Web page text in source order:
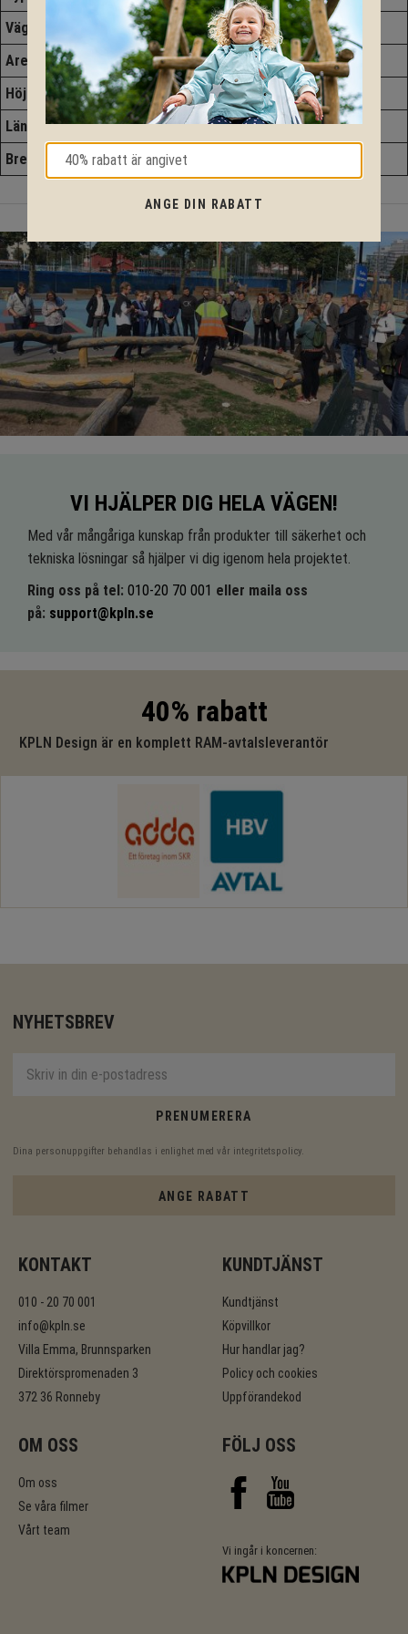
Väggtjocklek
28 mm
Area
8,9 m2
Höjd
2,51 m
Längd
2,4 m
Bredd
VI HJÄLPER DIG HELA VÄGEN!
Med vår mångåriga kunskap från produkter till säkerhet och
tekniska lösningar så hjälper vi dig igenom hela projektet.
Ring oss på tel: 010-20 70 001 eller maila oss
på: support@kpln.se
40% rabatt
KPLN Design är en komplett RAM-avtalsleverantör
NYHETSBREV
PRENUMERERA
Dina personuppgifter behandlas i enlighet med vår integritetspolicy
ANGE RABATT
KONTAKT
010 - 20 70 001
info@kpln.se
Villa Emma, Brunnsparken
Direktörspromenaden 3
372 36 Ronneby
KUNDTJÄNST
Kundtjänst
Köpvillkor
Hur handlar jag?
Policy och cookies
Uppförandekod
OM OSS
Om oss
Se våra filmer
Vårt team
FÖLJ OSS
Vi ingår i koncernen:
ANGE DIN RABATT